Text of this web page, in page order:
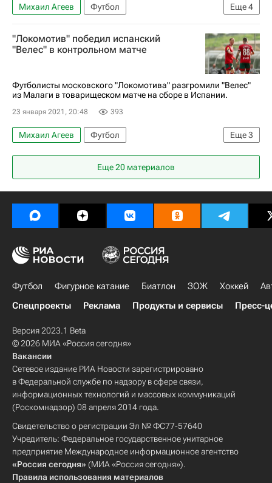
Еще4
Михаил Агеев
Футбол
Рамазан Гаджимурадов
Ротор
Салют
Кубок России по футболу
"Локомотив" победил испанский
"Велес" в контрольном матче
Футболисты московского "Локомотива" разгромили "Велес"
из Малаги в товарищеском матче на сборе в Испании.
23 января 2021, 20:48 393
Еще3
Михаил Агеев
Футбол
Локомотив (Москва)
Рифат Жемалетдинов
Еще 20 материалов
Футбол Фигурное катание Биатлон ЗОЖ Хоккей
Спецпроекты
Реклама Продукты и сервисы Пресс-
Версия 2023.1 Beta
© 2026 МИА «Россия сегодня»
Вакансии
Сетевое издание РИА Новости зарегистрировано
в Федеральной службе по надзору в сфере связи,
информационных технологий и массовых коммуникаций
(Роскомнадзор) 08 апреля 2014 года.
Свидетельство о регистрации Эл № ФС77-57640
Учредитель: Федеральное государственное унитарное
предприятие Международное информационное агентство
«Россия сегодня» (МИА «Россия сегодня»).
Правила использования материалов